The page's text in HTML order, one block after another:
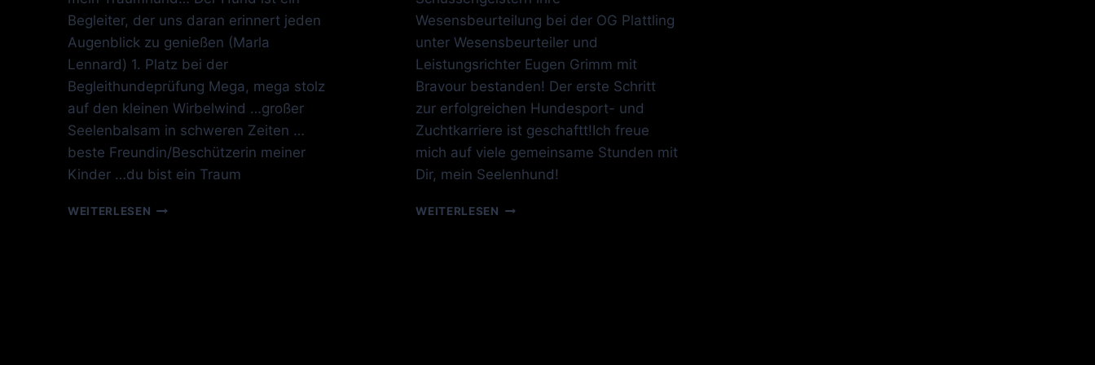
Begleiter, der uns daran erinnert jeden
Augenblick zu genießen (Marla
Lennard) 1. Platz bei der
Begleithundeprüfung Mega, mega stolz
auf den kleinen Wirbelwind …großer
Seelenbalsam in schweren Zeiten …
beste Freundin/Beschützerin meiner
Kinder …du bist ein Traum
WEITERLESEN BEGLEITHUNDEPRÜFUNG
Wesensbeurteilung bei der OG Plattling
unter Wesensbeurteiler und
Leistungsrichter Eugen Grimm mit
Bravour bestanden! Der erste Schritt
zur erfolgreichen Hundesport- und
Zuchtkarriere ist geschaftt!Ich freue
mich auf viele gemeinsame Stunden mit
Dir, mein Seelenhund!
WEITERLESEN WESENSBEURTEILUNG